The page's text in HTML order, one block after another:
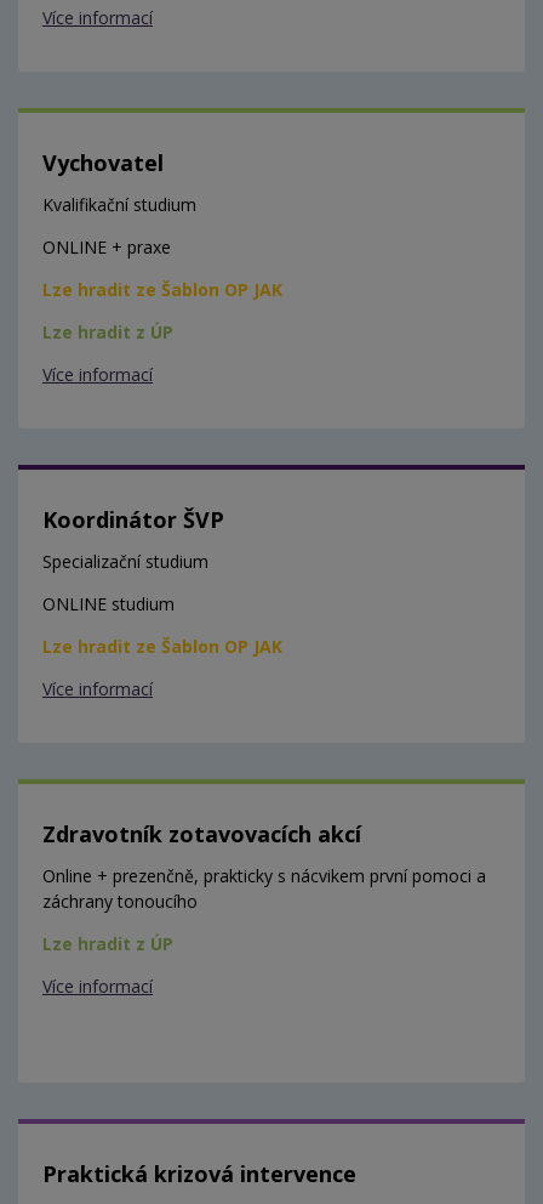
Více informací
Vychovatel
Kvalifikační studium
ONLINE + praxe
Lze hradit ze Šablon OP JAK
Lze hradit z ÚP
Více informací
Koordinátor ŠVP
Specializační studium
ONLINE studium
Lze hradit ze Šablon OP JAK
Více informací
Zdravotník zotavovacích akcí
Online + prezenčně, prakticky s nácvikem první pomoci a
záchrany tonoucího
Lze hradit z ÚP
Více informací
Praktická krizová intervence